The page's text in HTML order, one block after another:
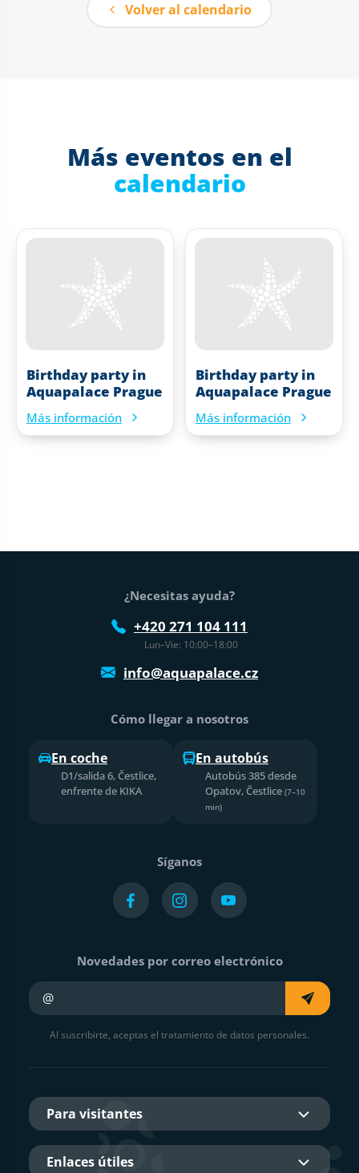
Volver al calendario
Más eventos en el
calendario
Birthday party in
Aquapalace Prague
Más información
Birthday party in
Aquapalace Prague
Más información
Pie de página
¿Necesitas ayuda?
+420 271 104 111
Lun–Vie: 10:00–18:00
info@aquapalace.cz
Cómo llegar a nosotros
En coche
D1/salida 6, Čestlice,
enfrente de KIKA
En autobús
Autobús 385 desde
Opatov, Čestlice (7–10
min)
Síganos
Novedades por correo electrónico
Al suscribirte, aceptas el tratamiento de datos personales.
Para visitantes
Enlaces útiles